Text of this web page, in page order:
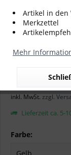
Cross
699,00
inkl. MwSt. zzgl.
Lieferzeit ca. 5-
Farbe:
Artikel in den
Merkzettel
Mehr